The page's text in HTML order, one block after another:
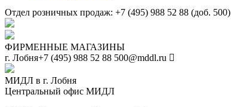
Отдел розничных продаж: +7 (495) 988 52 88 (доб. 500)
ФИРМЕННЫЕ МАГАЗИНЫ
г. Лобня+7 (495) 988 52 88 500@mddl.ru
МИДЛ в г. Лобня
Центральный офис МИДЛ